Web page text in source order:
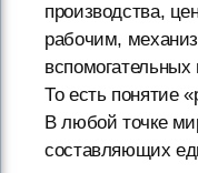
производства,
рабочим,
То есть понятие
В любой точке
составляющих